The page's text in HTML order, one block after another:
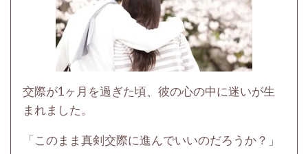
交際が1ヶ月を過ぎた頃、彼の心の中に迷いが生
まれました。
「このまま真剣交際に進んでいいのだろうか？」